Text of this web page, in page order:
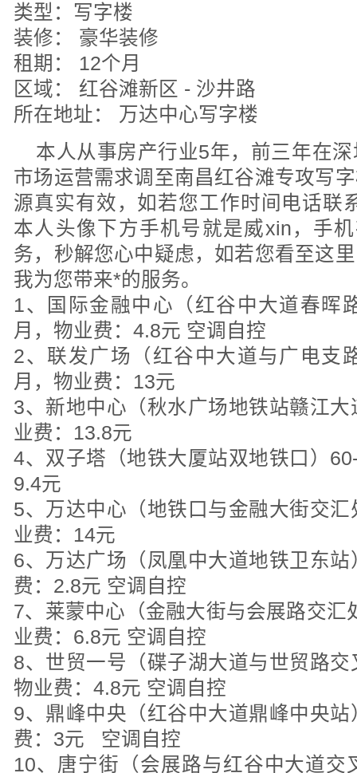
类型：写字楼
装修： 豪华装修
租期： 12个月
区域： 红谷滩新区 - 沙井路
所在地址： 万达中心写字楼
本人从事房产行业5年，前三年在
市场运营需求调至南昌红谷滩专攻写
源真实有效，如若您工作时间电话联
本人头像下方手机号就是威xin，手
务，秒解您心中疑虑，如若您看至这
我为您带来*的服务。
1、国际金融中心（红谷中大道春晖
月，物业费：4.8元 空调自控
2、联发广场（红谷中大道与广电支
月，物业费：13元
3、新地中心（秋水广场地铁站赣江
业费：13.8元
4、双子塔（地铁大厦站双地铁口）
9.4元
5、万达中心（地铁口与金融大街交
业费：14元
6、万达广场（凤凰中大道地铁卫东
费：2.8元 空调自控
7、莱蒙中心（金融大街与会展路交汇
业费：6.8元 空调自控
8、世贸一号（碟子湖大道与世贸路
物业费：4.8元 空调自控
9、鼎峰中央（红谷中大道鼎峰中央
费：3元 空调自控
10、唐宁街（会展路与红谷中大道交